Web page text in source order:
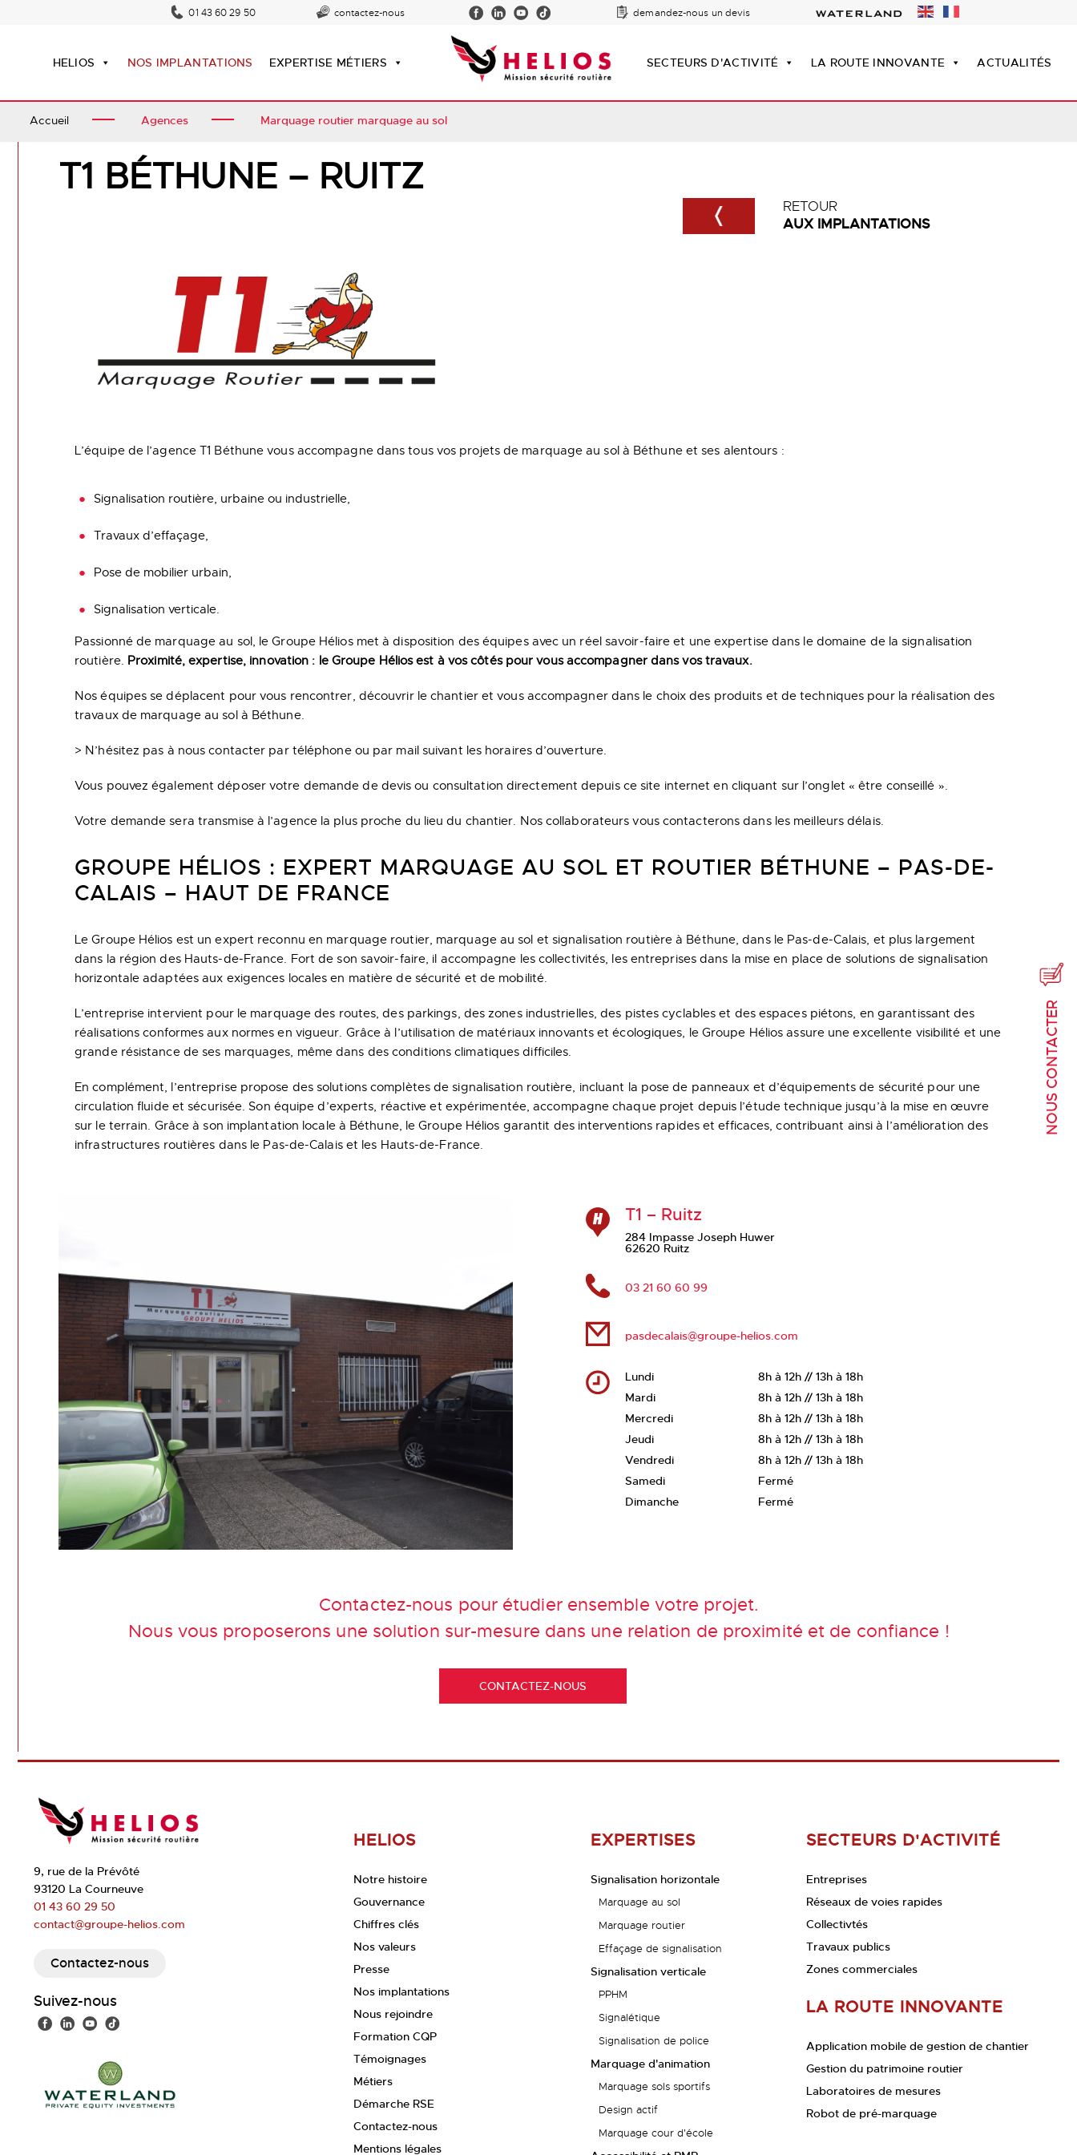
01 43 60 29 50 contactez-nous demandez-nous un devis
HELIOS NOS IMPLANTATIONS EXPERTISE MÉTIERS SECTEURS D'ACTIVITÉ LA ROUTE INNOVANTE ACTUALITÉS
NOUS CONTACTER
Accueil Agences Marquage routier marquage au sol
T1 BÉTHUNE – RUITZ
RETOUR
AUX IMPLANTATIONS
L’équipe de l’agence T1 Béthune vous accompagne dans tous vos projets de marquage au sol à Béthune et ses alentours :
Signalisation routière, urbaine ou industrielle,
Travaux d’effaçage,
Pose de mobilier urbain,
Signalisation verticale.
Passionné de marquage au sol, le Groupe Hélios met à disposition des équipes avec un réel savoir-faire et une expertise dans le domaine de la signalisation
routière. Proximité, expertise, innovation : le Groupe Hélios est à vos côtés pour vous accompagner dans vos travaux.
Nos équipes se déplacent pour vous rencontrer, découvrir le chantier et vous accompagner dans le choix des produits et de techniques pour la réalisation des
travaux de marquage au sol à Béthune.
> N’hésitez pas à nous contacter par téléphone ou par mail suivant les horaires d’ouverture.
Vous pouvez également déposer votre demande de devis ou consultation directement depuis ce site internet en cliquant sur l’onglet « être conseillé ».
Votre demande sera transmise à l’agence la plus proche du lieu du chantier. Nos collaborateurs vous contacterons dans les meilleurs délais.
GROUPE HÉLIOS : EXPERT MARQUAGE AU SOL ET ROUTIER BÉTHUNE – PAS-DE-
CALAIS – HAUT DE FRANCE
Le Groupe Hélios est un expert reconnu en marquage routier, marquage au sol et signalisation routière à Béthune, dans le Pas-de-Calais, et plus largement
dans la région des Hauts-de-France. Fort de son savoir-faire, il accompagne les collectivités, les entreprises dans la mise en place de solutions de signalisation
horizontale adaptées aux exigences locales en matière de sécurité et de mobilité.
L’entreprise intervient pour le marquage des routes, des parkings, des zones industrielles, des pistes cyclables et des espaces piétons, en garantissant des
réalisations conformes aux normes en vigueur. Grâce à l’utilisation de matériaux innovants et écologiques, le Groupe Hélios assure une excellente visibilité et une
grande résistance de ses marquages, même dans des conditions climatiques difficiles.
En complément, l’entreprise propose des solutions complètes de signalisation routière, incluant la pose de panneaux et d’équipements de sécurité pour une
circulation fluide et sécurisée. Son équipe d’experts, réactive et expérimentée, accompagne chaque projet depuis l’étude technique jusqu’à la mise en œuvre
sur le terrain. Grâce à son implantation locale à Béthune, le Groupe Hélios garantit des interventions rapides et efficaces, contribuant ainsi à l’amélioration des
infrastructures routières dans le Pas-de-Calais et les Hauts-de-France.
T1 – Ruitz
284 Impasse Joseph Huwer
62620 Ruitz
03 21 60 60 99
pasdecalais@groupe-helios.com
Lundi
8h à 12h // 13h à 18h
Mardi
8h à 12h // 13h à 18h
Mercredi
8h à 12h // 13h à 18h
Jeudi
8h à 12h // 13h à 18h
Vendredi
8h à 12h // 13h à 18h
Samedi
Fermé
Dimanche
Fermé
Contactez-nous pour étudier ensemble votre projet.
Nous vous proposerons une solution sur-mesure dans une relation de proximité et de confiance !
CONTACTEZ-NOUS
9, rue de la Prévôté
93120 La Courneuve
01 43 60 29 50
contact@groupe-helios.com
Contactez-nous
Suivez-nous
HELIOS
Notre histoire
Gouvernance
Chiffres clés
Nos valeurs
Presse
Nos implantations
Nous rejoindre
Formation CQP
Témoignages
Métiers
Démarche RSE
Contactez-nous
Mentions légales
EXPERTISES
Signalisation horizontale
Marquage au sol
Marquage routier
Effaçage de signalisation
Signalisation verticale
PPHM
Signalétique
Signalisation de police
Marquage d'animation
Marquage sols sportifs
Design actif
Marquage cour d'école
SECTEURS D'ACTIVITÉ
Entreprises
Réseaux de voies rapides
Collectivtés
Travaux publics
Zones commerciales
LA ROUTE INNOVANTE
Application mobile de gestion de chantier
Gestion du patrimoine routier
Laboratoires de mesures
Robot de pré-marquage